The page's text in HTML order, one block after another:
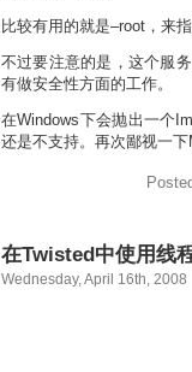
比较有用的就是–root，来
不过要注意的是，这个服
有做安全性方面的工作。
在Windows下会抛出一个
还是不支持。再次鄙视一下
在Twisted中使用线
Wednesday, April 16th, 2008